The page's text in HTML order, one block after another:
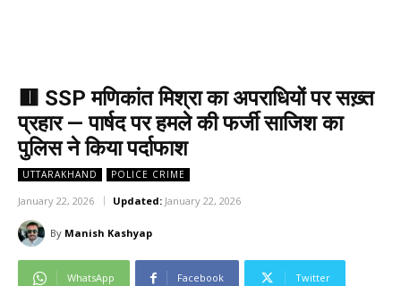
🟥 SSP मणिकांत मिश्रा का अपराधियों पर सख़्त
प्रहार — पार्षद पर हमले की फर्जी साजिश का
पुलिस ने किया पर्दाफाश
UTTARAKHAND POLICE CRIME
January 22, 2026 Updated: January 22, 2026
By Manish Kashyap
WhatsApp Facebook Twitter